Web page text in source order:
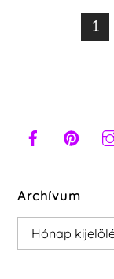
1
Archívum
Archívum